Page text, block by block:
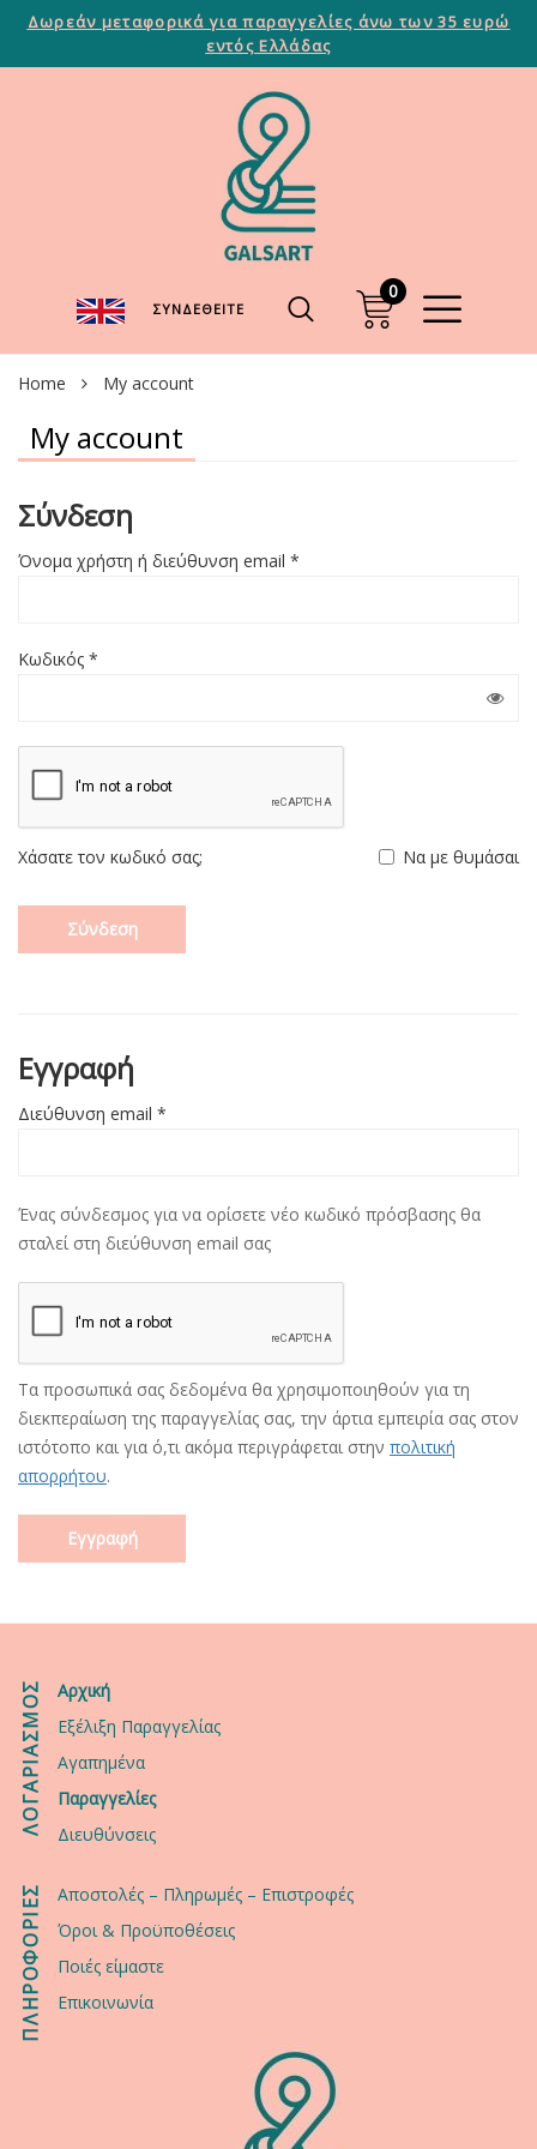
Δωρεάν μεταφορικά για παραγγελίες άνω των 35 ευρώ
εντός Ελλάδας
ΣΥΝΔΕΘΕΊΤΕ
0
Home My account
My account
Σύνδεση
Όνομα χρήστη ή διεύθυνση email *
Κωδικός *
Να με θυμάσαι
Σύνδεση
Χάσατε τον κωδικό σας;
Εγγραφή
Διεύθυνση email *
Ένας σύνδεσμος για να ορίσετε νέο κωδικό πρόσβασης θα
σταλεί στη διεύθυνση email σας
Τα προσωπικά σας δεδομένα θα χρησιμοποιηθούν για τη
διεκπεραίωση της παραγγελίας σας, την άρτια εμπειρία σας στον
ιστότοπο και για ό,τι ακόμα περιγράφεται στην πολιτική
απορρήτου.
Εγγραφή
ΛΟΓΑΡΙΑΣΜΟΣ
Αρχική
Εξέλιξη Παραγγελίας
Αγαπημένα
Παραγγελίες
Διευθύνσεις
ΠΛΗΡΟΦΟΡΙΕΣ
Αποστολές – Πληρωμές – Επιστροφές
Όροι & Προϋποθέσεις
Ποιές είμαστε
Επικοινωνία